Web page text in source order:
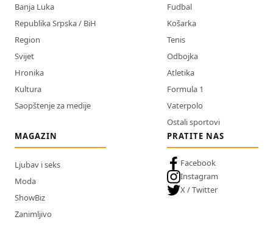
Banja Luka
Republika Srpska / BiH
Region
Svijet
Hronika
Kultura
Saopštenje za medije
Fudbal
Košarka
Tenis
Odbojka
Atletika
Formula 1
Vaterpolo
Ostali sportovi
MAGAZIN
Ljubav i seks
Moda
ShowBiz
Zanimljivo
PRATITE NAS
Facebook
Instagram
X / Twitter